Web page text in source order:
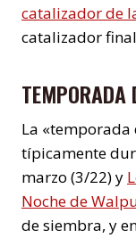
catalizador de
catalizador
TEMPORADA
La «temporada
típicamente
marzo (3/22) y
Noche de
de siembra, y